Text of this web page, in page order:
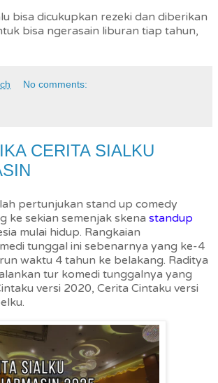
bisa dicukupkan rezeki dan diberikan
bisa ngerasain liburan tiap tahun,
No comments:
CERITA SIALKU
pertunjukan stand up comedy
ke sekian semenjak skena standup
mulai hidup. Rangkaian
tunggal ini sebenarnya yang ke-4
waktu 4 tahun ke belakang. Raditya
tur komedi tunggalnya yang
versi 2020, Cerita Cintaku versi